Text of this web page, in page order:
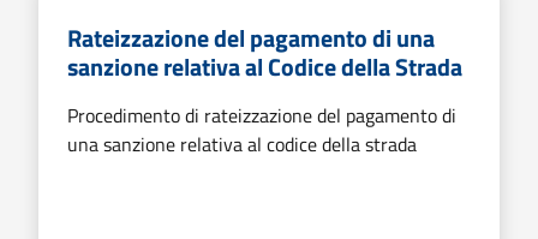
Rateizzazione del pagamento di una
sanzione relativa al Codice della Strada
Procedimento di rateizzazione del pagamento di
una sanzione relativa al codice della strada